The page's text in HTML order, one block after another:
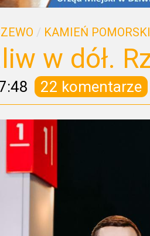
/ KAMIEŃ POMORSKI
w dół.
22 komentarze